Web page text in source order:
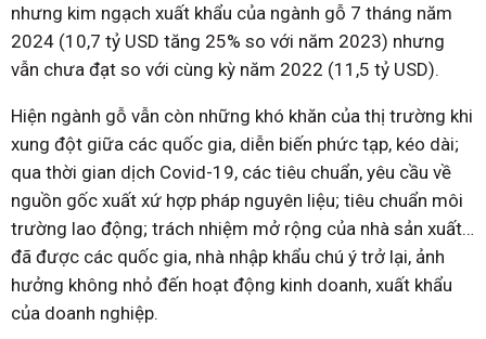
nhưng kim ngạch xuất khẩu của ngành gỗ 7 tháng năm
2024 (10,7 tỷ USD tăng 25% so với năm 2023) nhưng
vẫn chưa đạt so với cùng kỳ năm 2022 (11,5 tỷ USD).
Hiện ngành gỗ vẫn còn những khó khăn của thị trường khi
xung đột giữa các quốc gia, diễn biến phức tạp, kéo dài;
qua thời gian dịch Covid-19, các tiêu chuẩn, yêu cầu về
nguồn gốc xuất xứ hợp pháp nguyên liệu; tiêu chuẩn môi
trường lao động; trách nhiệm mở rộng của nhà sản xuất…
đã được các quốc gia, nhà nhập khẩu chú ý trở lại, ảnh
hưởng không nhỏ đến hoạt động kinh doanh, xuất khẩu
của doanh nghiệp.